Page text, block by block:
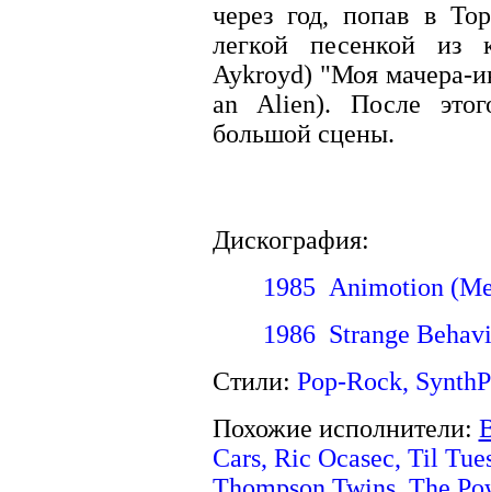
через год, попав в
легкой песенкой из
Aykroyd) "Моя мачера-
an Alien). После
большой сцены.
Дискография:
1985 Animotion
1986 Strange
Стили: Pop-Rock,
Похожие исполнители:
Cars, Ric Ocasec, Til